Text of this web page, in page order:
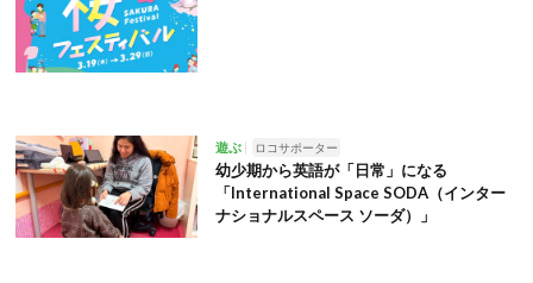
遊ぶ ロコサポーター
幼少期から英語が「日常」になる
「International Space SODA（インター
ナショナルスペース ソーダ）」